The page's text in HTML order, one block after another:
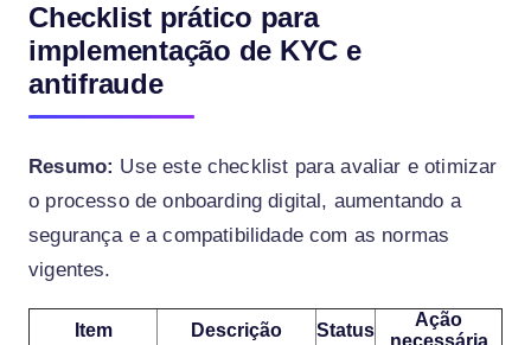
Checklist prático para
implementação de KYC e
antifraude
Resumo: Use este checklist para avaliar e otimizar
o processo de onboarding digital, aumentando a
segurança e a compatibilidade com as normas
vigentes.
Item Descrição Status
Ação
necessária